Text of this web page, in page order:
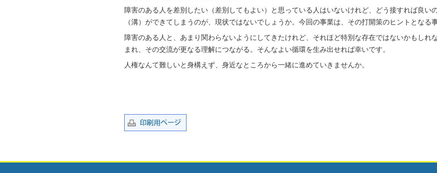
障害のある人を差別したい（差別してもよい）と思っている人はいないけれど、どう接すれば良い
（溝）ができてしまうのが、現状ではないでしょうか。今回の事業は、その打開策のヒントとなる
障害のある人と、あまり関わらないようにしてきたけれど、それほど特別な存在ではないかもしれ
まれ、その交流が更なる理解につながる。そんなよい循環を生み出せれば幸いです。
人権なんて難しいと身構えず、身近なところから一緒に進めていきませんか。